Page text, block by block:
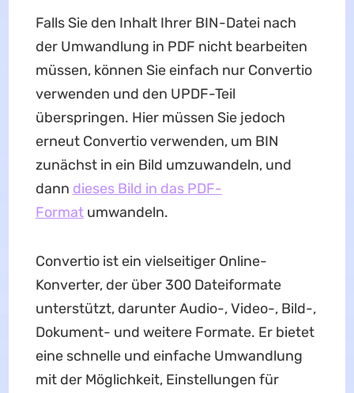
Falls Sie den Inhalt Ihrer BIN-Datei nach
der Umwandlung in PDF nicht bearbeiten
müssen, können Sie einfach nur Convertio
verwenden und den UPDF-Teil
überspringen. Hier müssen Sie jedoch
erneut Convertio verwenden, um BIN
zunächst in ein Bild umzuwandeln, und
dann dieses Bild in das PDF-
Formatumwandeln.
Convertio ist ein vielseitiger Online-
Konverter, der über 300 Dateiformate
unterstützt, darunter Audio-, Video-, Bild-,
Dokument- und weitere Formate. Er bietet
eine schnelle und einfache Umwandlung
mit der Möglichkeit, Einstellungen für